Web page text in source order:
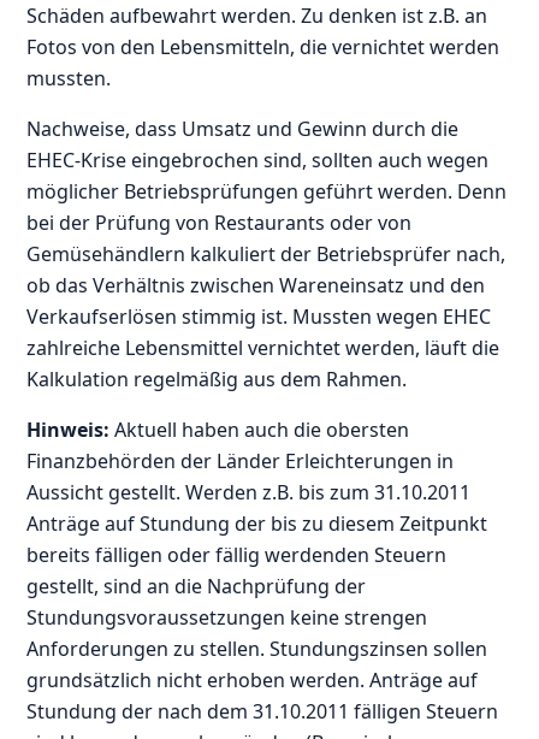
Schäden aufbewahrt werden. Zu denken ist z.B. an
Fotos von den Lebensmitteln, die vernichtet werden
mussten.
Nachweise, dass Umsatz und Gewinn durch die
EHEC-Krise eingebrochen sind, sollten auch wegen
möglicher Betriebsprüfungen geführt werden. Denn
bei der Prüfung von Restaurants oder von
Gemüsehändlern kalkuliert der Betriebsprüfer nach,
ob das Verhältnis zwischen Wareneinsatz und den
Verkaufserlösen stimmig ist. Mussten wegen EHEC
zahlreiche Lebensmittel vernichtet werden, läuft die
Kalkulation regelmäßig aus dem Rahmen.
Hinweis: Aktuell haben auch die obersten
Finanzbehörden der Länder Erleichterungen in
Aussicht gestellt. Werden z.B. bis zum 31.10.2011
Anträge auf Stundung der bis zu diesem Zeitpunkt
bereits fälligen oder fällig werdenden Steuern
gestellt, sind an die Nachprüfung der
Stundungsvoraussetzungen keine strengen
Anforderungen zu stellen. Stundungszinsen sollen
grundsätzlich nicht erhoben werden. Anträge auf
Stundung der nach dem 31.10.2011 fälligen Steuern